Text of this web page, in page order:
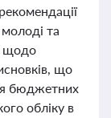
та
щодо
що
бюджетних
обліку в